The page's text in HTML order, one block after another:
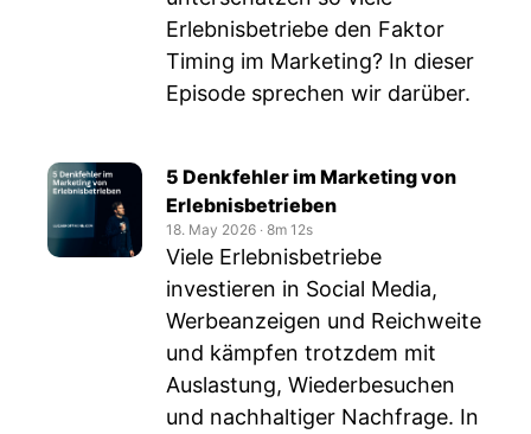
Erlebnisbetriebe den Faktor
Timing im Marketing? In dieser
Episode sprechen wir darüber.
5 Denkfehler im Marketing von
Erlebnisbetrieben
18. May 2026 ‧ 8m 12s
Viele Erlebnisbetriebe
investieren in Social Media,
Werbeanzeigen und Reichweite
und kämpfen trotzdem mit
Auslastung, Wiederbesuchen
und nachhaltiger Nachfrage. In